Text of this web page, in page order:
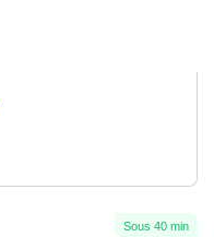
Sous 40 min